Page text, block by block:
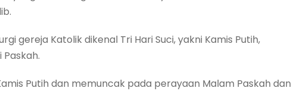
gereja Katolik dikenal Tri Hari Suci, yakni Kamis Putih,
Putih dan memuncak pada perayaan Malam Paskah dan